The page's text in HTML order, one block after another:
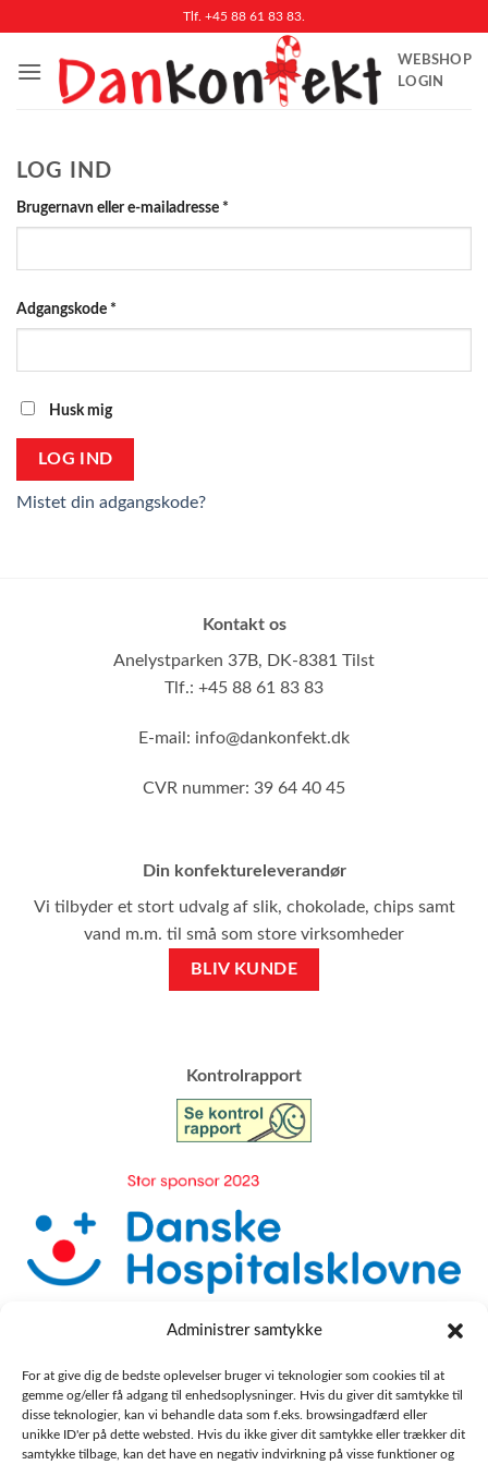
Administrer samtykke
For at give dig de bedste oplevelser bruger vi teknologier som cookies til at
gemme og/eller få adgang til enhedsoplysninger. Hvis du giver dit samtykke til
disse teknologier, kan vi behandle data som f.eks. browsingadfærd eller
unikke ID'er på dette websted. Hvis du ikke giver dit samtykke eller trækker dit
samtykke tilbage, kan det have en negativ indvirkning på visse funktioner og
indhold
Tlf. +45 88 61 83 83.
WEBSHOP
LOGIN
LOG IND
Brugernavn eller e-mailadresse *
Adgangskode *
Husk mig
LOG IND
Mistet din adgangskode?
Kontakt os
Anelystparken 37B, DK-8381 Tilst
Tlf.: +45 88 61 83 83
E-mail: info@dankonfekt.dk
CVR nummer: 39 64 40 45
Din konfektureleverandør
Vi tilbyder et stort udvalg af slik, chokolade, chips samt
vand m.m. til små som store virksomheder
BLIV KUNDE
​Kontrolrapport